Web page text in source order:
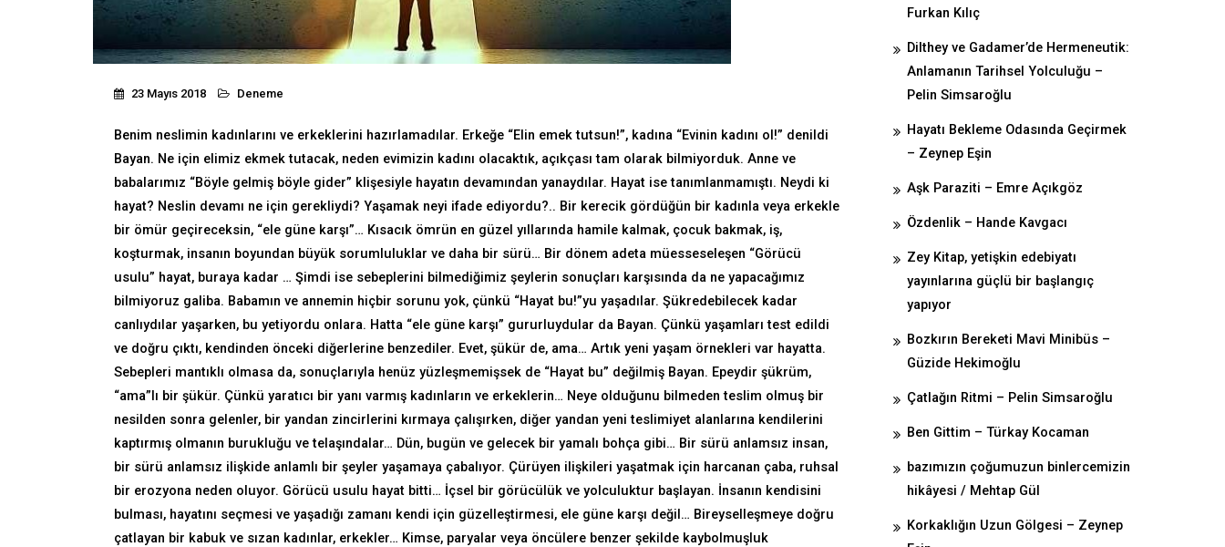
23 Mayıs 2018 Deneme
Benim neslimin kadınlarını ve erkeklerini hazırlamadılar. Erkeğe “Elin emek tutsun!”, kadına “Evinin kadını ol!” denildi
Bayan. Ne için elimiz ekmek tutacak, neden evimizin kadını olacaktık, açıkçası tam olarak bilmiyorduk. Anne ve
babalarımız “Böyle gelmiş böyle gider” klişesiyle hayatın devamından yanaydılar. Hayat ise tanımlanmamıştı. Neydi ki
hayat? Neslin devamı ne için gerekliydi? Yaşamak neyi ifade ediyordu?.. Bir kerecik gördüğün bir kadınla veya erkekle
bir ömür geçireceksin, “ele güne karşı”… Kısacık ömrün en güzel yıllarında hamile kalmak, çocuk bakmak, iş,
koşturmak, insanın boyundan büyük sorumluluklar ve daha bir sürü… Bir dönem adeta müesseseleşen “Görücü
usulu” hayat, buraya kadar … Şimdi ise sebeplerini bilmediğimiz şeylerin sonuçları karşısında da ne yapacağımız
bilmiyoruz galiba. Babamın ve annemin hiçbir sorunu yok, çünkü “Hayat bu!”yu yaşadılar. Şükredebilecek kadar
canlıydılar yaşarken, bu yetiyordu onlara. Hatta “ele güne karşı” gururluydular da Bayan. Çünkü yaşamları test edildi
ve doğru çıktı, kendinden önceki diğerlerine benzediler. Evet, şükür de, ama… Artık yeni yaşam örnekleri var hayatta.
Sebepleri mantıklı olmasa da, sonuçlarıyla henüz yüzleşmemişsek de “Hayat bu” değilmiş Bayan. Epeydir şükrüm,
“ama”lı bir şükür. Çünkü yaratıcı bir yanı varmış kadınların ve erkeklerin… Neye olduğunu bilmeden teslim olmuş bir
nesilden sonra gelenler, bir yandan zincirlerini kırmaya çalışırken, diğer yandan yeni teslimiyet alanlarına kendilerini
kaptırmış olmanın burukluğu ve telaşındalar… Dün, bugün ve gelecek bir yamalı bohça gibi… Bir sürü anlamsız insan,
bir sürü anlamsız ilişkide anlamlı bir şeyler yaşamaya çabalıyor. Çürüyen ilişkileri yaşatmak için harcanan çaba, ruhsal
bir erozyona neden oluyor. Görücü usulu hayat bitti… İçsel bir görücülük ve yolculuktur başlayan. İnsanın kendisini
bulması, hayatını seçmesi ve yaşadığı zamanı kendi için güzelleştirmesi, ele güne karşı değil… Bireyselleşmeye doğru
çatlayan bir kabuk ve sızan kadınlar, erkekler… Kimse, paryalar veya öncülere benzer şekilde kaybolmuşluk
Furkan Kılıç
Dilthey ve Gadamer’de Hermeneutik:
Anlamanın Tarihsel Yolculuğu –
Pelin Simsaroğlu
Hayatı Bekleme Odasında Geçirmek
– Zeynep Eşin
Aşk Paraziti – Emre Açıkgöz
Özdenlik – Hande Kavgacı
Zey Kitap, yetişkin edebiyatı
yayınlarına güçlü bir başlangıç
yapıyor
Bozkırın Bereketi Mavi Minibüs –
Güzide Hekimoğlu
Çatlağın Ritmi – Pelin Simsaroğlu
Ben Gittim – Türkay Kocaman
bazımızın çoğumuzun binlercemizin
hikâyesi / Mehtap Gül
Korkaklığın Uzun Gölgesi – Zeynep